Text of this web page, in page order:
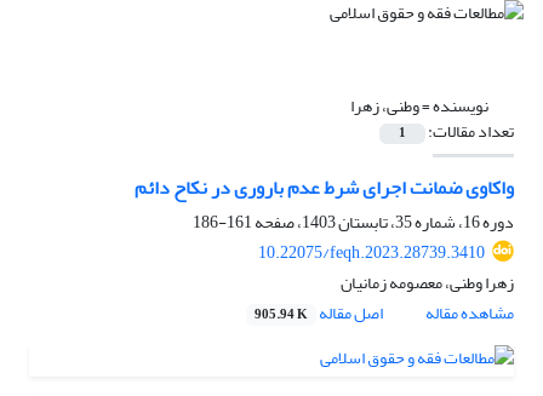
نویسنده =وطنی، زهرا
تعداد مقالات: 1
واکاوی ضمانت اجرای شرط عدم باروری در نکاح دائم
دوره 16، شماره 35، تابستان 1403، صفحه
161-186
10.22075/feqh.2023.28739.3410
زهرا وطنی، معصومه زمانیان
مشاهده مقاله
اصل مقاله 905.94 K